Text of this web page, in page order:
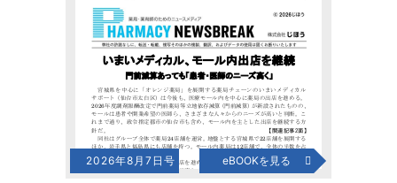
2026年8月7日号 eBOOKを見る